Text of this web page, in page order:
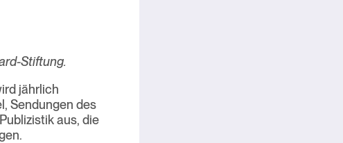
Stiftung.
jährlich
Sendungen des
aus, die